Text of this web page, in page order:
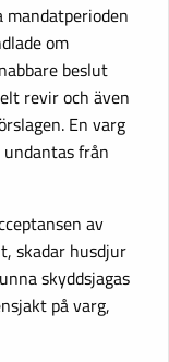
om
beslut
revir och även
En varg
från
av
skadar husdjur
skyddsjagas
på varg,